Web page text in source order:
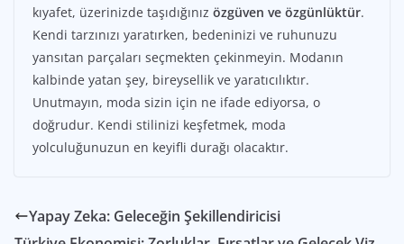
kıyafet, üzerinizde taşıdığınız özgüven ve özgünlüktür.
Kendi tarzınızı yaratırken, bedeninizi ve ruhunuzu
yansıtan parçaları seçmekten çekinmeyin. Modanın
kalbinde yatan şey, bireysellik ve yaratıcılıktır.
Unutmayın, moda sizin için ne ifade ediyorsa, o
doğrudur. Kendi stilinizi keşfetmek, moda
yolculuğunuzun en keyifli durağı olacaktır.
Yapay Zeka: Geleceğin Şekillendiricisi